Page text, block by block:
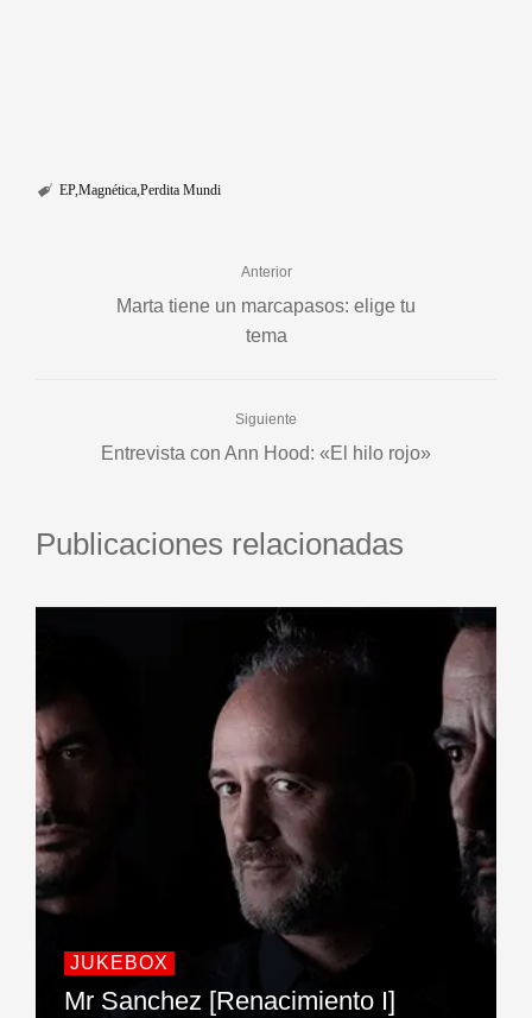
EP Magnética Perdita Mundi
Anterior
Marta tiene un marcapasos: elige tu
tema
Siguiente
Entrevista con Ann Hood: «El hilo rojo»
Publicaciones relacionadas
JUKEBOX
Mr Sanchez [Renacimiento I]